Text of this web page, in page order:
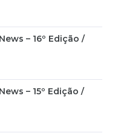
– 16º Edição /
– 15º Edição /